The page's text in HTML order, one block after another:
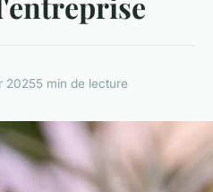
20255 min de lecture